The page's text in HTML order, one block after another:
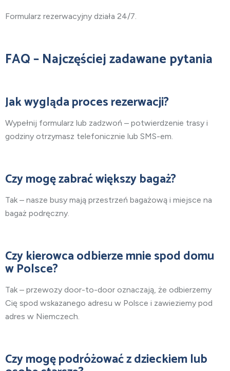
Formularz rezerwacyjny działa 24/7.
FAQ – Najczęściej zadawane pytania
Jak wygląda proces rezerwacji?
Wypełnij formularz lub zadzwoń – potwierdzenie trasy i
godziny otrzymasz telefonicznie lub SMS-em.
Czy mogę zabrać większy bagaż?
Tak – nasze busy mają przestrzeń bagażową i miejsce na
bagaż podręczny.
Czy kierowca odbierze mnie spod domu
w Polsce?
Tak – przewozy door-to-door oznaczają, że odbierzemy
Cię spod wskazanego adresu w Polsce i zawieziemy pod
adres w Niemczech.
Czy mogę podróżować z dzieckiem lub